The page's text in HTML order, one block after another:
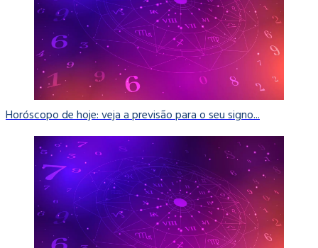
Horóscopo de hoje: veja a previsão para o seu signo...